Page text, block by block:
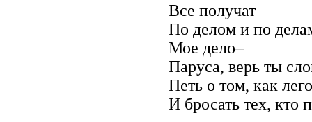
Все получат
По делом и по
Мое дело–
Паруса, верь ты
Петь о том, как
И бросать тех, кто